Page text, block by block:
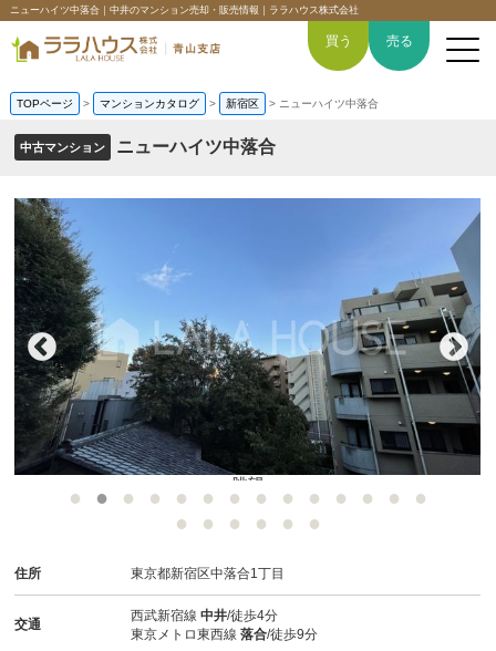
ニューハイツ中落合｜中井のマンション売却・販売情報｜ララハウス株式会社
売りたい
空間デザイン事例
6つの強み
会社概要
スタッフ紹介
買う 売る
TOPページ > マンションカタログ > 新宿区 > ニューハイツ中落合
中古マンション ニューハイツ中落合
眺望
住所 東京都新宿区中落合1丁目
交通
西武新宿線中井/徒歩4分
東京メトロ東西線落合/徒歩9分